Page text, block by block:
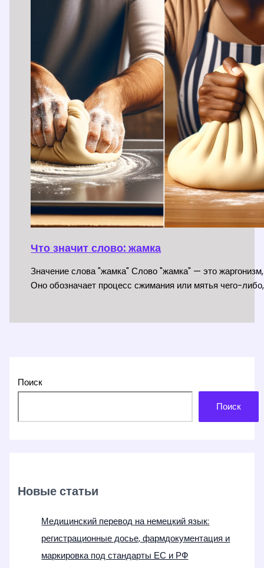
Что значит слово: жамка
Значение слова "жамка" Слово "жамка" — это
Оно обозначает процесс сжимания или мятья чего-
Поиск
Поиск
Новые статьи
Медицинский перевод на немецкий язык:
регистрационные досье, фармдокументация и
маркировка под стандарты ЕС и РФ